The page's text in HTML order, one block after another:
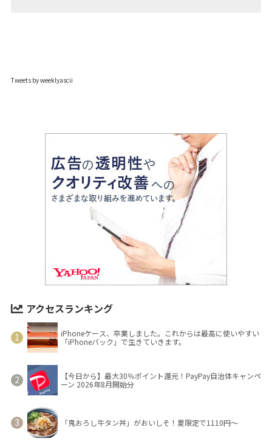
Tweets by weeklyascii
アクセスランキング
iPhoneケース、卒業しました。これからは最高に使いやすい
「iPhoneバック」で生きていきます。
【今日から】最大30％ポイント還元！PayPay自治体キャンペ
ーン 2026年8月開始分
「鬼おろし牛タン丼」がおいしそ！夏限定で1110円～